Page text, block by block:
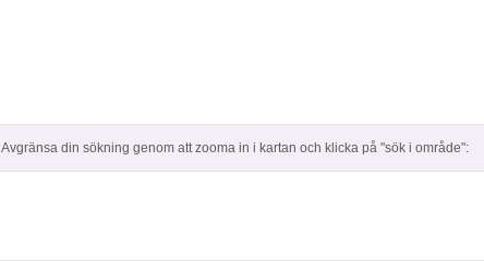
Avgränsa din sökning genom att zooma in i kartan och klicka på "sök i område":